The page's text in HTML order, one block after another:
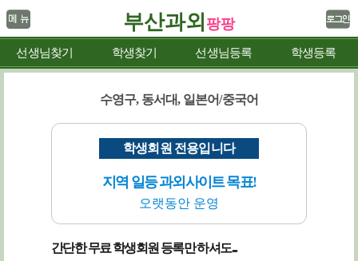
부산과외 팡팡
선생님찾기 학생찾기 선생님등록 학생등록
수영구, 동서대, 일본어/중국어
학생회원 전용입니다
지역 일등 과외사이트 목표!
오랫동안 운영
간단한 무료 학생회원 등록만 하셔도...